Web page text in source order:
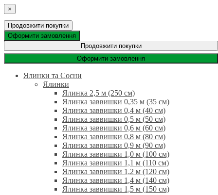
×
Продовжити покупки
Оформити замовлення
Продовжити покупки
Оформити замовлення
Ялинки та Сосни
Ялинки
Ялинка 2,5 м (250 см)
Ялинка заввишки 0,35 м (35 см)
Ялинка заввишки 0,4 м (40 см)
Ялинка заввишки 0,5 м (50 см)
Ялинка заввишки 0,6 м (60 см)
Ялинка заввишки 0,8 м (80 см)
Ялинка заввишки 0,9 м (90 см)
Ялинка заввишки 1,0 м (100 см)
Ялинка заввишки 1,1 м (110 см)
Ялинка заввишки 1,2 м (120 см)
Ялинка заввишки 1,4 м (140 см)
Ялинка заввишки 1,5 м (150 см)